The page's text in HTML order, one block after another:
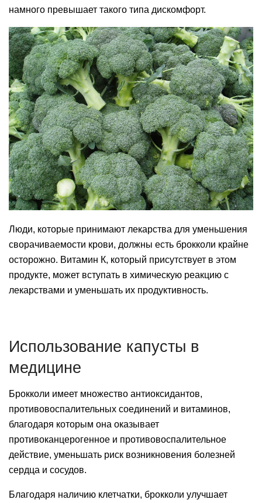
намного превышает такого типа дискомфорт.
Люди, которые принимают лекарства для уменьшения
сворачиваемости крови, должны есть брокколи крайне
осторожно. Витамин К, который присутствует в этом
продукте, может вступать в химическую реакцию с
лекарствами и уменьшать их продуктивность.
Использование капусты в
медицине
Брокколи имеет множество антиоксидантов,
противовоспалительных соединений и витаминов,
благодаря которым она оказывает
противоканцерогенное и противовоспалительное
действие, уменьшать риск возникновения болезней
сердца и сосудов.
Благодаря наличию клетчатки, брокколи улучшает